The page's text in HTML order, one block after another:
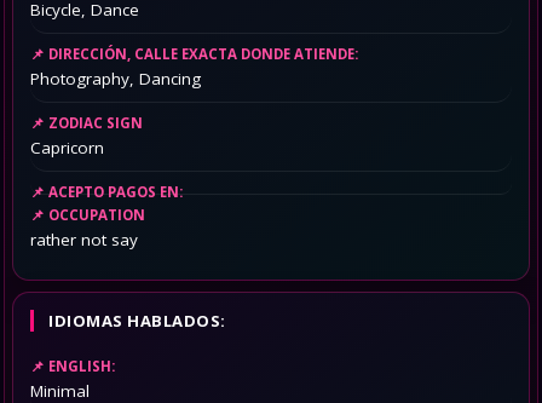
Bicycle, Dance
DIRECCIÓN, CALLE EXACTA DONDE ATIENDE:
Photography, Dancing
ZODIAC SIGN
Capricorn
ACEPTO PAGOS EN:
OCCUPATION
rather not say
IDIOMAS HABLADOS:
ENGLISH:
Minimal